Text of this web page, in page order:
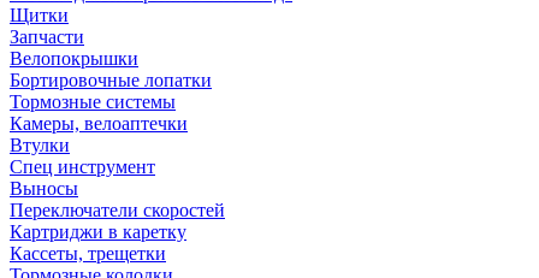
Щитки
Запчасти
Велопокрышки
Бортировочные лопатки
Тормозные системы
Камеры, велоаптечки
Втулки
Спец инструмент
Выносы
Переключатели скоростей
Картриджи в каретку
Кассеты, трещетки